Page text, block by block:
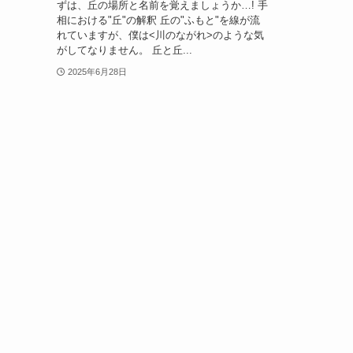
ずは、丘の場所と名前を覚えましょうか…! 手
相における"丘"の解釈 丘の"ふもと"を線が流
れていますが、僕は<川のながれ>のような気
がしてなりません。 丘と丘...
2025年6月28日